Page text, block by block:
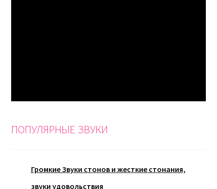
ПОПУЛЯРНЫЕ ЗВУКИ
Громкие Звуки стонов и жесткие стонания,
звуки удовольствия